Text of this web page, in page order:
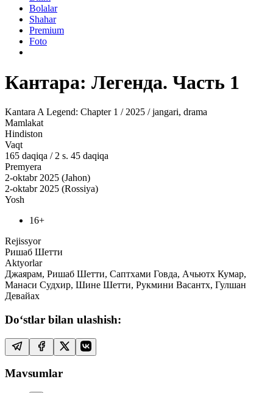
Bolalar
Shahar
Premium
Foto
Кантара: Легенда. Часть 1
Kantara A Legend: Chapter 1 / 2025 / jangari, drama
Mamlakat
Hindiston
Vaqt
165 daqiqa / 2 s. 45 daqiqa
Premyera
2-oktabr 2025 (Jahon)
2-oktabr 2025 (Rossiya)
Yosh
16+
Rejissyor
Ришаб Шетти
Aktyorlar
Джаярам, Ришаб Шетти, Саптхами Говда, Ачьютх Кумар,
Манаси Судхир, Шине Шетти, Рукмини Васантх, Гулшан
Девайах
Do‘stlar bilan ulashish:
Mavsumlar